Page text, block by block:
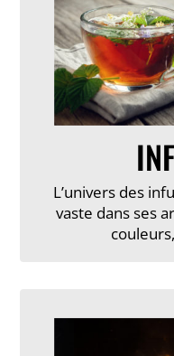
L’univers des
vaste dans ses